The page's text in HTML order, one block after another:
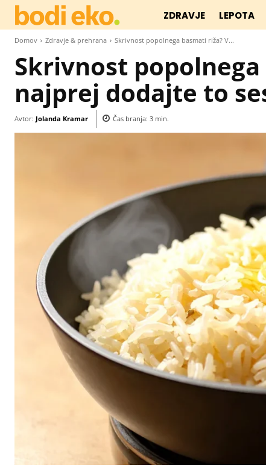
ZDRAVJE LEPOTA
Domov Zdravje & prehrana Skrivnost popolnega basmati riža? V...
Skrivnost
najprej dodajte to
Avtor: Jolanda Kramar Čas branja: 3 min.